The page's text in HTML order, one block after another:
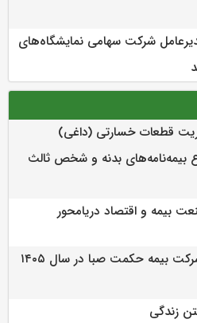
شرکت سهامی نمایشگاه‌های
قطعات خسارتی (داغی)
بدنه و شخص ثالث
بیمه و اقتصاد دریامحور
پازل موفقیت شرکت بیمه حکمت صبا در سال ۱۴۰۵
زندگی